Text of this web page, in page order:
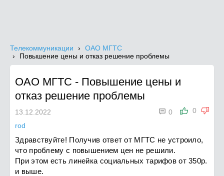
Телекоммуникации
ОАО МГТС
Повышение цены и отказ решение проблемы
ОАО МГТС - Повышение цены и
отказ решение проблемы
0
 0
13.12.2022
rod
Здравствуйте! Получив ответ от МГТС не устроило,
что проблему с повышением цен не решили.
При этом есть линейка социальных тарифов от 350р.
и выше.